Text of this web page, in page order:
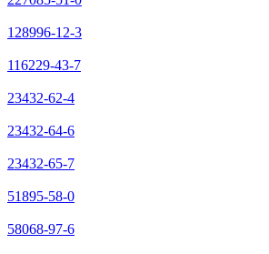
128996-12-3
116229-43-7
23432-62-4
23432-64-6
23432-65-7
51895-58-0
58068-97-6